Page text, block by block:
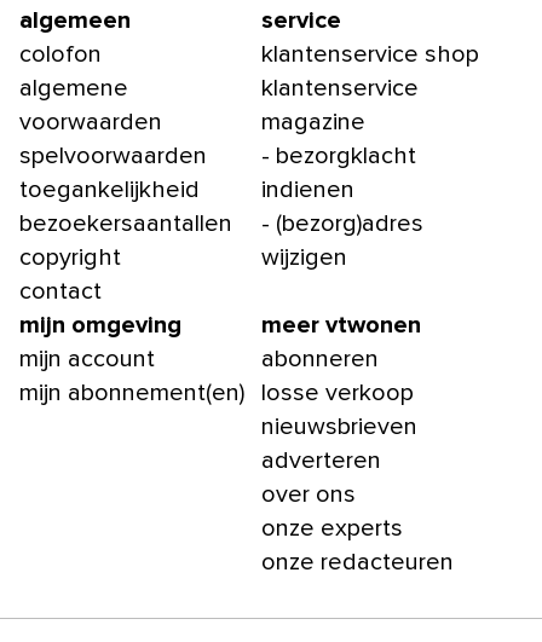
algemeen
colofon
algemene
voorwaarden
spelvoorwaarden
toegankelijkheid
bezoekersaantallen
copyright
contact
service
klantenservice shop
klantenservice
magazine
- bezorgklacht
indienen
- (bezorg)adres
wijzigen
mijn omgeving
mijn account
mijn abonnement(en)
meer vtwonen
abonneren
losse verkoop
nieuwsbrieven
adverteren
over ons
onze experts
onze redacteuren